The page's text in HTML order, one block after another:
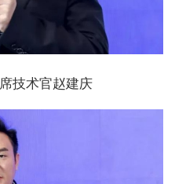
术官赵建庆